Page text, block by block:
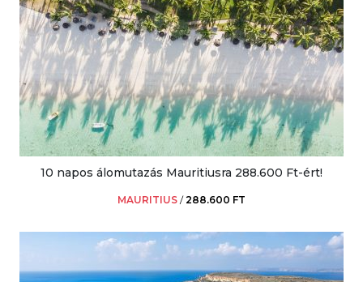
10 napos álomutazás Mauritiusra 288.600 Ft-ért!
MAURITIUS /288.600 FT